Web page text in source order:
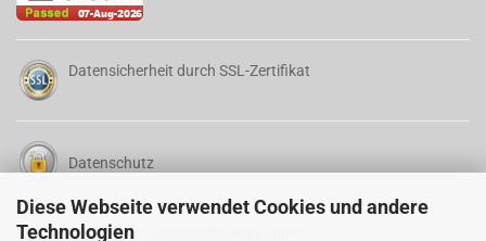
Diese Webseite verwendet Cookies und andere
Technologien
Datensicherheit durch SSL-Zertifikat
Datenschutz
Allgemeine Geschäftsbedingungen